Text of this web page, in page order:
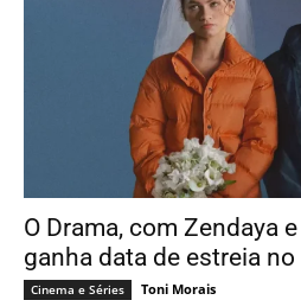
O Drama, com Zendaya
ganha data de estreia
Cinema e Séries Toni Morais